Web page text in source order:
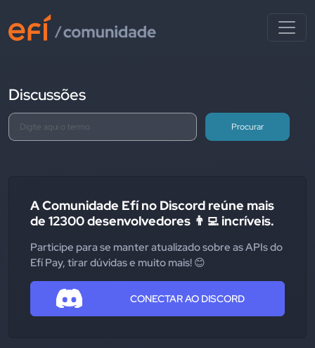
Discussões
Procurar
A Comunidade Efí no Discord reúne mais
de 12300 desenvolvedores 👨‍💻 incríveis.
Participe para se manter atualizado sobre as APIs do
Efí Pay, tirar dúvidas e muito mais! 😊
CONECTAR AO DISCORD